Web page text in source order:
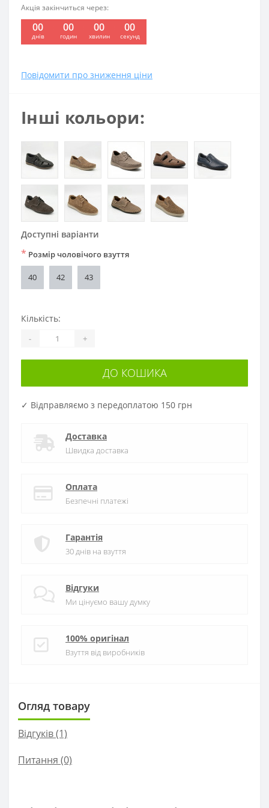
Акція закінчиться через:
00
днів
00
годин
00
хвилин
00
секунд
Повідомити про зниження ціни
Інші кольори:
Доступні варіанти
* Розмір чоловічого взуття
40 42 43
Кількість:
- +
ДО КОШИКА
✓ Відправляємо з передоплатою 150 грн
Доставка
Швидка доставка
Оплата
Безпечні платежі
Гарантія
30 днів на взуття
Відгуки
Ми цінуємо вашу думку
100% оригінал
Взуття від виробників
Огляд товару
Відгуків (1)
Питання (0)